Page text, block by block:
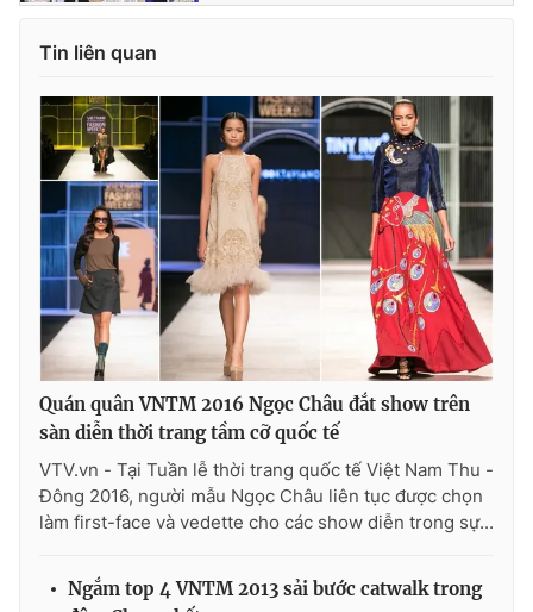
Tin liên quan
Quán quân VNTM 2016 Ngọc Châu đắt show trên
sàn diễn thời trang tầm cỡ quốc tế
VTV.vn - Tại Tuần lễ thời trang quốc tế Việt Nam Thu -
Đông 2016, người mẫu Ngọc Châu liên tục được chọn
làm first-face và vedette cho các show diễn trong sự...
Ngắm top 4 VNTM 2013 sải bước catwalk trong